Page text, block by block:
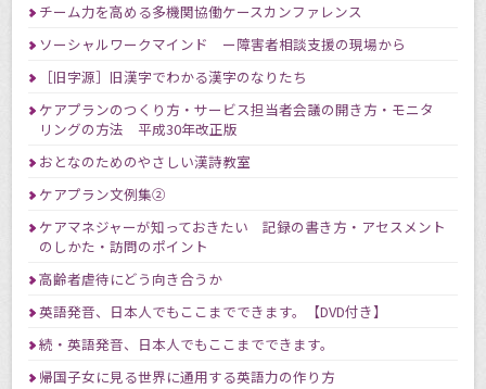
チーム力を高める多機関協働ケースカンファレンス
ソーシャルワークマインド ー障害者相談支援の現場から
［旧字源］旧漢字でわかる漢字のなりたち
ケアプランのつくり方・サービス担当者会議の開き方・モニタ
リングの方法 平成30年改正版
おとなのためのやさしい漢詩教室
ケアプラン文例集②
ケアマネジャーが知っておきたい 記録の書き方・アセスメント
のしかた・訪問のポイント
高齢者虐待にどう向き合うか
英語発音、日本人でもここまでできます。【DVD付き】
続・英語発音、日本人でもここまでできます。
帰国子女に見る世界に通用する英語力の作り方